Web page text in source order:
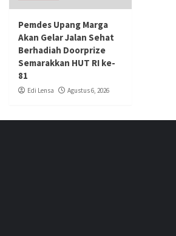
Pemdes Upang Marga
Akan Gelar Jalan Sehat
Berhadiah Doorprize
Semarakkan HUT RI ke-
81
Edi Lensa Agustus 6, 2026